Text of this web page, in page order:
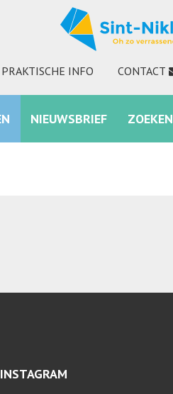
PRAKTISCHE INFO CONTACT
ZOEKEN
NIEUWSBRIEF ZOEKEN
INSTAGRAM